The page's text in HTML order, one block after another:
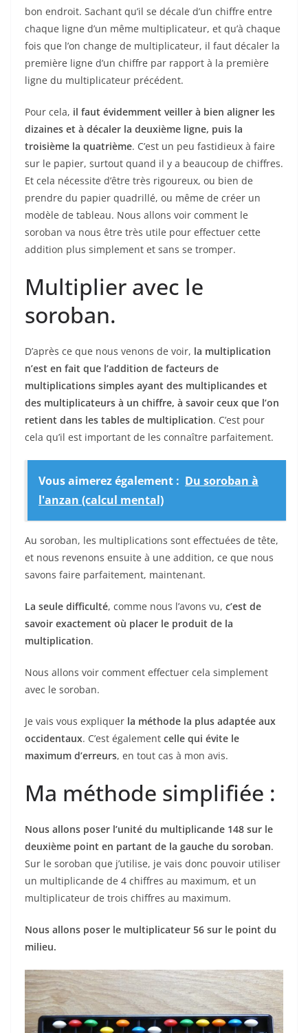
bon endroit. Sachant qu’il se décale d’un chiffre entre
chaque ligne d’un même multiplicateur, et qu’à chaque
fois que l’on change de multiplicateur, il faut décaler la
première ligne d’un chiffre par rapport à la première
ligne du multiplicateur précédent.
Pour cela, il faut évidemment veiller à bien aligner les
dizaines et à décaler la deuxième ligne, puis la
troisième la quatrième. C’est un peu fastidieux à faire
sur le papier, surtout quand il y a beaucoup de chiffres.
Et cela nécessite d’être très rigoureux, ou bien de
prendre du papier quadrillé, ou même de créer un
modèle de tableau. Nous allons voir comment le
soroban va nous être très utile pour effectuer cette
addition plus simplement et sans se tromper.
Multiplier avec le
soroban.
D’après ce que nous venons de voir, la multiplication
n’est en fait que l’addition de facteurs de
multiplications simples ayant des multiplicandes et
des multiplicateurs à un chiffre, à savoir ceux que l’on
retient dans les tables de multiplication. C’est pour
cela qu’il est important de les connaître parfaitement.
Vous aimerez également : Du soroban à
l'anzan (calcul mental)
Au soroban, les multiplications sont effectuées de tête,
et nous revenons ensuite à une addition, ce que nous
savons faire parfaitement, maintenant.
La seule difficulté, comme nous l’avons vu, c’est de
savoir exactement où placer le produit de la
multiplication.
Nous allons voir comment effectuer cela simplement
avec le soroban.
Je vais vous expliquer la méthode la plus adaptée aux
occidentaux. C’est également celle qui évite le
maximum d’erreurs, en tout cas à mon avis.
Ma méthode simplifiée :
Nous allons poser l’unité du multiplicande 148 sur le
deuxième point en partant de la gauche du soroban.
Sur le soroban que j’utilise, je vais donc pouvoir utiliser
un multiplicande de 4 chiffres au maximum, et un
multiplicateur de trois chiffres au maximum.
Nous allons poser le multiplicateur 56 sur le point du
milieu.